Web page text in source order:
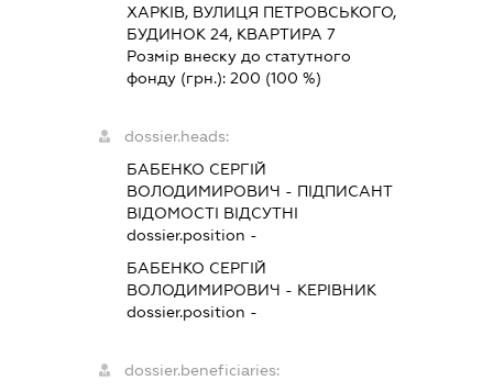
ХАРКІВ, ВУЛИЦЯ ПЕТРОВСЬКОГО,
БУДИНОК 24, КВАРТИРА 7
Розмір внеску до статутного
фонду (грн.):200 (100 %)
dossier.heads:
БАБЕНКО СЕРГІЙ
ВОЛОДИМИРОВИЧ - ПІДПИСАНТ
ВІДОМОСТІ ВІДСУТНІ
dossier.position -
БАБЕНКО СЕРГІЙ
ВОЛОДИМИРОВИЧ - КЕРІВНИК
dossier.position -
dossier.beneficiaries: